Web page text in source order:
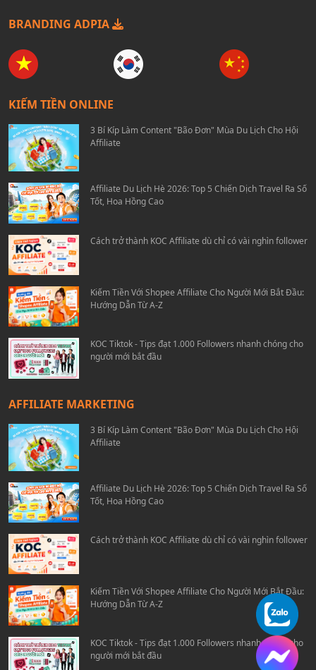
BRANDING ADPIA
KIẾM TIỀN ONLINE
3 Bí Kíp Làm Content "Bão Đơn" Mùa Du Lịch Cho Hội
Affiliate
Affiliate Du Lịch Hè 2026: Top 5 Chiến Dịch Travel Ra Số
Tốt, Hoa Hồng Cao
Cách trở thành KOC Affiliate dù chỉ có vài nghìn follower
Kiếm Tiền Với Shopee Affiliate Cho Người Mới Bắt Đầu:
Hướng Dẫn Từ A-Z
KOC Tiktok - Tips đạt 1.000 Followers nhanh chóng cho
người mới bắt đầu
AFFILIATE MARKETING
3 Bí Kíp Làm Content "Bão Đơn" Mùa Du Lịch Cho Hội
Affiliate
Affiliate Du Lịch Hè 2026: Top 5 Chiến Dịch Travel Ra Số
Tốt, Hoa Hồng Cao
Cách trở thành KOC Affiliate dù chỉ có vài nghìn follower
Kiếm Tiền Với Shopee Affiliate Cho Người Mới Bắt Đầu:
Hướng Dẫn Từ A-Z
KOC Tiktok - Tips đạt 1.000 Followers nhanh chóng cho
người mới bắt đầu